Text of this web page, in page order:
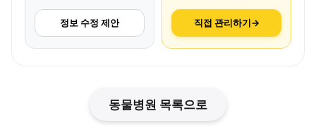
정보 수정 제안 직접 관리하기→
동물병원 목록으로